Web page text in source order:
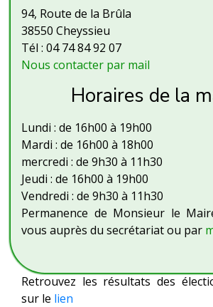
94, Route de la Brûla
38550 Cheyssieu
Tél : 04 74 84 92 07
Nous contacter par mail
Horaires de la
Lundi : de 16h00 à 19h00
Mardi : de 16h00 à 18h00
mercredi : de 9h30 à 11h30
Jeudi : de 16h00 à 19h00
Vendredi : de 9h30 à 11h30
Permanence de Monsieur le
vous auprès du secrétariat ou par
Retrouvez les résultats des
sur le lien